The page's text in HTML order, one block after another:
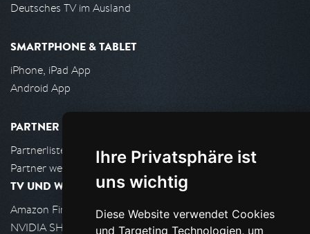
Ihre Privatsphäre ist
uns wichtig
Diese Website verwendet Cookies
und Targeting Technologien, um
Deutsches TV im Ausland
SMARTPHONE & TABLET
iPhone, iPad App
Android App
PARTNER
Partnerliste
Partner werden
TV UND WOHNZIMMER
Amazon FireTV
NVIDIA SHIELD, Google TV